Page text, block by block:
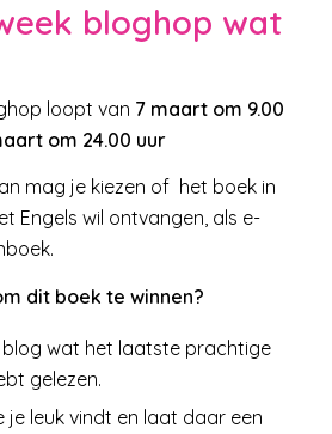
bloghop wat
loopt van 7 maart om 9.00
om 24.00 uur
mag je kiezen of het boek in
Engels wil ontvangen, als e-
dit boek te winnen?
wat het laatste prachtige
gelezen.
je leuk vindt en laat daar een